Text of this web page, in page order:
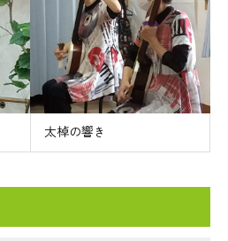
太棹の響き